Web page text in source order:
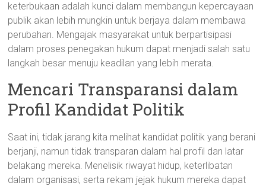
keterbukaan adalah kunci dalam membangun kepercayaan
publik akan lebih mungkin untuk berjaya dalam membawa
perubahan. Mengajak masyarakat untuk berpartisipasi
dalam proses penegakan hukum dapat menjadi salah satu
langkah besar menuju keadilan yang lebih merata.
Mencari Transparansi dalam
Profil Kandidat Politik
Saat ini, tidak jarang kita melihat kandidat politik yang berani
berjanji, namun tidak transparan dalam hal profil dan latar
belakang mereka. Menelisik riwayat hidup, keterlibatan
dalam organisasi, serta rekam jejak hukum mereka dapat